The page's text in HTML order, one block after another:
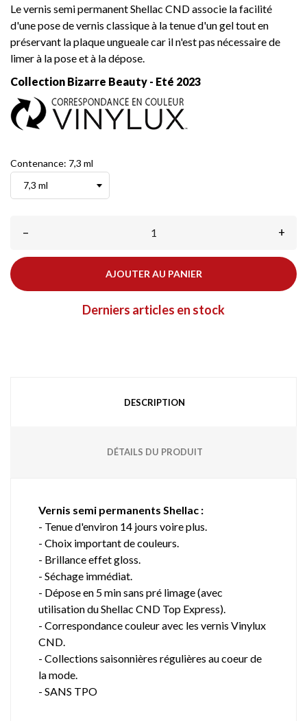
Le vernis semi permanent Shellac CND associe la facilité
d'une pose de vernis classique à la tenue d'un gel tout en
préservant la plaque ungueale car il n'est pas nécessaire de
limer à la pose et à la dépose.
Collection Bizarre Beauty - Eté 2023
Contenance: 7,3 ml
– +
AJOUTER AU PANIER
Derniers articles en stock
DESCRIPTION
DÉTAILS DU PRODUIT
Vernis semi permanents Shellac :
- Tenue d'environ 14 jours voire plus.
- Choix important de couleurs.
- Brillance effet gloss.
- Séchage immédiat.
- Dépose en 5 min sans pré limage (avec
utilisation du Shellac CND Top Express).
- Correspondance couleur avec les vernis Vinylux
CND.
- Collections saisonnières régulières au coeur de
la mode.
- SANS TPO